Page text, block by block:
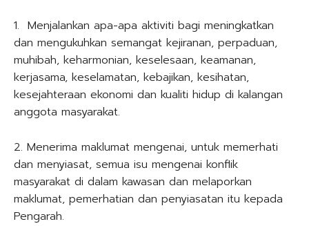
1. Menjalankan apa-apa aktiviti bagi meningkatkan
dan mengukuhkan semangat kejiranan, perpaduan,
muhibah, keharmonian, keselesaan, keamanan,
kerjasama, keselamatan, kebajikan, kesihatan,
kesejahteraan ekonomi dan kualiti hidup di kalangan
anggota masyarakat.
2. Menerima maklumat mengenai, untuk memerhati
dan menyiasat, semua isu mengenai konflik
masyarakat di dalam kawasan dan melaporkan
maklumat, pemerhatian dan penyiasatan itu kepada
Pengarah.